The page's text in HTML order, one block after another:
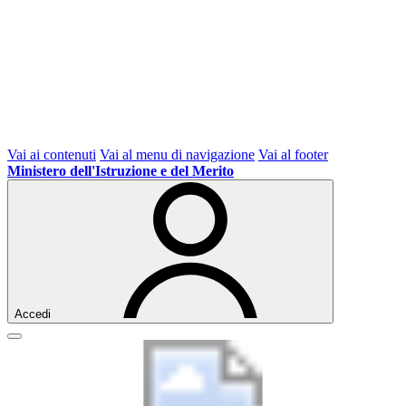
Vai ai contenuti Vai al menu di navigazione Vai al footer
Ministero dell'Istruzione e del Merito
Accedi